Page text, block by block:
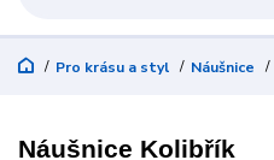
Pro krásu a styl Náušnice
Náušnice Kolibřík